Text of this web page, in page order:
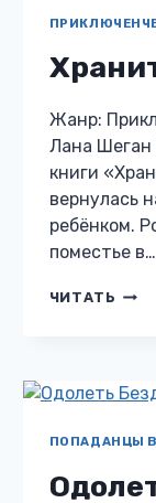
Жанр:
Лана Шеган
книги
вернулась
ребёнком.
поместье в…
ЧИТАТЬ
ПОПАДАНЦЫ